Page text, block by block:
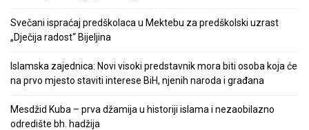
Svečani ispraćaj predškolaca u Mektebu za predškolski uzrast
„Dječija radost“ Bijeljina
Islamska zajednica: Novi visoki predstavnik mora biti osoba koja će
na prvo mjesto staviti interese BiH, njenih naroda i građana
Mesdžid Kuba – prva džamija u historiji islama i nezaobilazno
odredište bh. hadžija